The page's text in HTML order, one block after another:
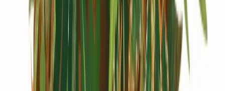
Cannabis Extrakte